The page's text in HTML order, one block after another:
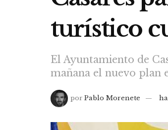
turístico
El Ayuntamiento de
mañana el nuevo plan
por Pablo Morenete